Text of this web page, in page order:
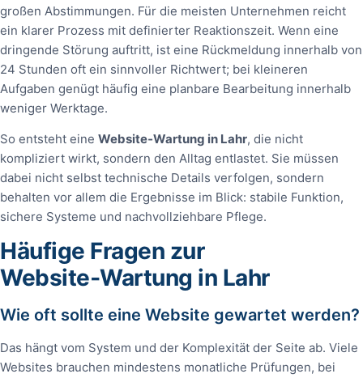
großen Abstimmungen. Für die meisten Unternehmen reicht
ein klarer Prozess mit definierter Reaktionszeit. Wenn eine
dringende Störung auftritt, ist eine Rückmeldung innerhalb von
24 Stunden oft ein sinnvoller Richtwert; bei kleineren
Aufgaben genügt häufig eine planbare Bearbeitung innerhalb
weniger Werktage.
So entsteht eine Website‑Wartung in Lahr, die nicht
kompliziert wirkt, sondern den Alltag entlastet. Sie müssen
dabei nicht selbst technische Details verfolgen, sondern
behalten vor allem die Ergebnisse im Blick: stabile Funktion,
sichere Systeme und nachvollziehbare Pflege.
Häufige Fragen zur
Website‑Wartung in Lahr
Wie oft sollte eine Website gewartet werden?
Das hängt vom System und der Komplexität der Seite ab. Viele
Websites brauchen mindestens monatliche Prüfungen, bei